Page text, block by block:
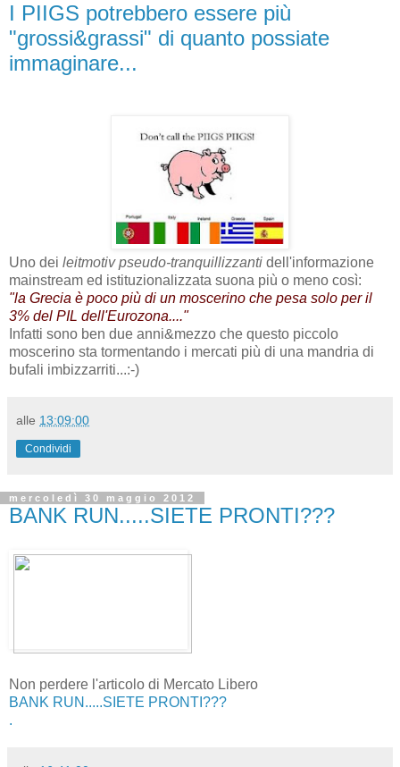
I PIIGS potrebbero essere più
"grossi&grassi" di quanto possiate
immaginare...
Uno dei leitmotiv pseudo-tranquillizzanti dell'informazione
mainstream ed istituzionalizzata suona più o meno così:
"la Grecia è poco più di un moscerino che pesa solo per il
3% del PIL dell'Eurozona...."
Infatti sono ben due anni&mezzo che questo piccolo
moscerino sta tormentando i mercati più di una mandria di
bufali imbizzarriti...:-)
alle 13:09:00
Condividi
mercoledì 30 maggio 2012
BANK RUN.....SIETE PRONTI???
Non perdere l'articolo di Mercato Libero
BANK RUN.....SIETE PRONTI???
.